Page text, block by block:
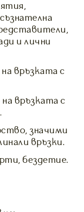
и лични
връзката с
връзката с
значими
връзки.
бездетие.